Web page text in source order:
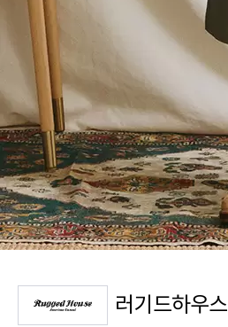
러기드하우스